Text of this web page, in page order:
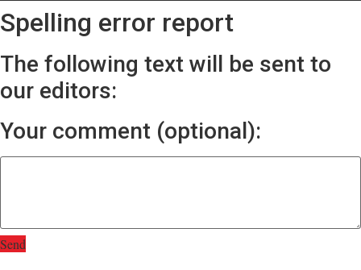
Spelling error report
The following text will be sent to
our editors:
Your comment (optional):
Send